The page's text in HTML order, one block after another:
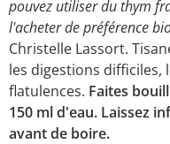
pouvez utiliser du thym
l'acheter de préférence
Christelle Lassort.
les digestions difficiles,
flatulences. Faites
150 ml d'eau. Laissez
avant de boire.